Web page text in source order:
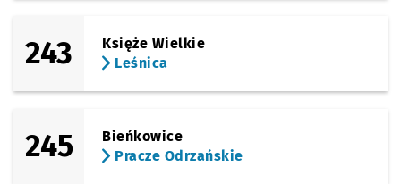
243
Księże Wielkie
Leśnica
245
Bieńkowice
Pracze Odrzańskie